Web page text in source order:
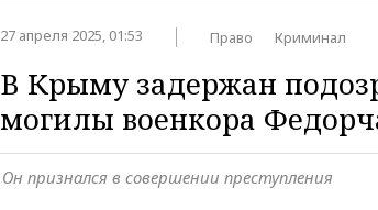
27 апреля 2025, 01:53 Право Криминал
В Крыму задержан
могилы военкора
Он признался в совершении преступления